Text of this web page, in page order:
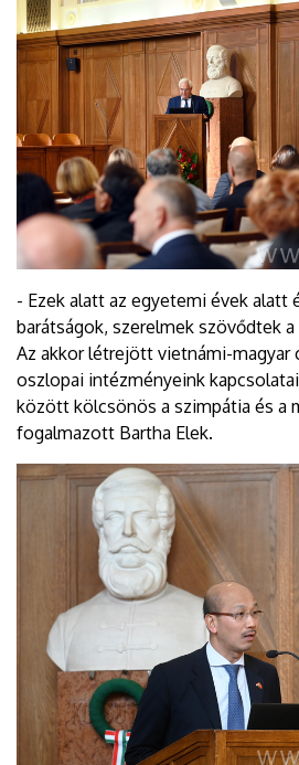
- Ezek alatt az egyetemi évek alatt
barátságok, szerelmek szövődtek
Az akkor létrejött vietnámi-magyar
oszlopai intézményeink
között kölcsönös a szimpátia és a
fogalmazott Bartha Elek.